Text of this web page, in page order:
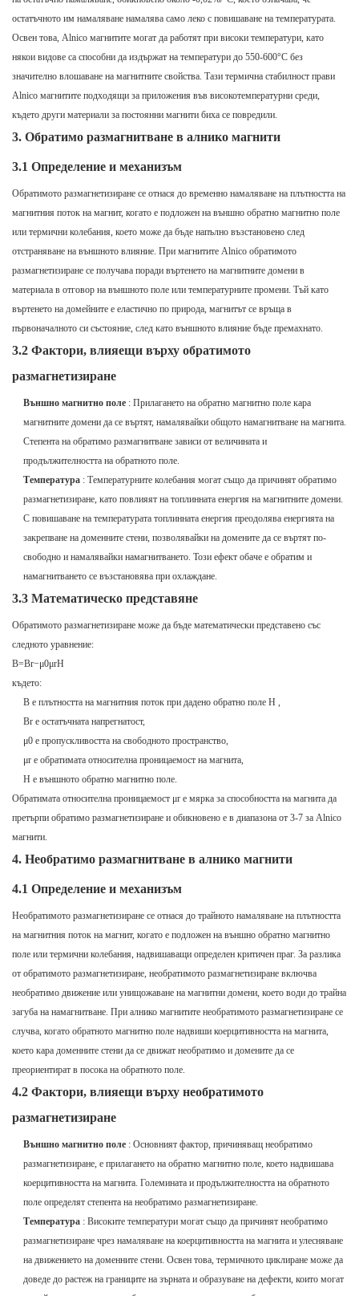
остатъчното им намаляване намалява само леко с повишаване на температурата.
Освен това, Alnico магнитите могат да работят при високи температури, като
някои видове са способни да издържат на температури до 550-600°C без
значително влошаване на магнитните свойства. Тази термична стабилност прави
Alnico магнитите подходящи за приложения във високотемпературни среди,
където други материали за постоянни магнити биха се повредили.
3. Обратимо размагнитване в алнико магнити
3.1 Определение и механизъм
Обратимото размагнетизиране се отнася до временно намаляване на плътността на
магнитния поток на магнит, когато е подложен на външно обратно магнитно поле
или термични колебания, което може да бъде напълно възстановено след
отстраняване на външното влияние. При магнитите Alnico обратимото
размагнетизиране се получава поради въртенето на магнитните домени в
материала в отговор на външното поле или температурните промени. Тъй като
въртенето на домейните е еластично по природа, магнитът се връща в
първоначалното си състояние, след като външното влияние бъде премахнато.
3.2 Фактори, влияещи върху обратимото
размагнетизиране
Външно магнитно поле : Прилагането на обратно магнитно поле кара
магнитните домени да се въртят, намалявайки общото намагнитване на магнита.
Степента на обратимо размагнитване зависи от величината и
продължителността на обратното поле.
Температура : Температурните колебания могат също да причинят обратимо
размагнетизиране, като повлияят на топлинната енергия на магнитните домени.
С повишаване на температурата топлинната енергия преодолява енергията на
закрепване на доменните стени, позволявайки на домените да се въртят по-
свободно и намалявайки намагнитването. Този ефект обаче е обратим и
намагнитването се възстановява при охлаждане.
3.3 Математическо представяне
Обратимото размагнетизиране може да бъде математически представено със
следното уравнение:
B=Br​−μ0​μr​H
където:
B е плътността на магнитния поток при дадено обратно полеH ,
Br е остатъчната напрегнатост,
μ0 ​ е пропускливостта на свободното пространство,
μr ​ е обратимата относителна проницаемост на магнита,
H е външното обратно магнитно поле.
Обратимата относителна проницаемост μr ​ е мярка за способността на магнита да
претърпи обратимо размагнетизиране и обикновено е в диапазона от 3-7 за Alnico
магнити.
4. Необратимо размагнитване в алнико магнити
4.1 Определение и механизъм
Необратимото размагнетизиране се отнася до трайното намаляване на плътността
на магнитния поток на магнит, когато е подложен на външно обратно магнитно
поле или термични колебания, надвишаващи определен критичен праг. За разлика
от обратимото размагнетизиране, необратимото размагнетизиране включва
необратимо движение или унищожаване на магнитни домени, което води до трайна
загуба на намагнитване. При алнико магнитите необратимото размагнетизиране се
случва, когато обратното магнитно поле надвиши коерцитивността на магнита,
което кара доменните стени да се движат необратимо и домените да се
преориентират в посока на обратното поле.
4.2 Фактори, влияещи върху необратимото
размагнетизиране
Външно магнитно поле : Основният фактор, причиняващ необратимо
размагнетизиране, е прилагането на обратно магнитно поле, което надвишава
коерцитивността на магнита. Големината и продължителността на обратното
поле определят степента на необратимо размагнетизиране.
Температура : Високите температури могат също да причинят необратимо
размагнетизиране чрез намаляване на коерцитивността на магнита и улесняване
на движението на доменните стени. Освен това, термичното циклиране може да
доведе до растеж на границите на зърната и образуване на дефекти, които могат